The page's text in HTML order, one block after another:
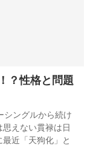
？性格と問題
シングルから続け
えない貫禄は日
近「天狗化」と